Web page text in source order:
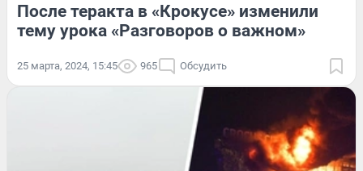
После теракта в «Крокусе» изменили
тему урока «Разговоров о важном»
25 марта, 2024, 15:45 965 Обсудить